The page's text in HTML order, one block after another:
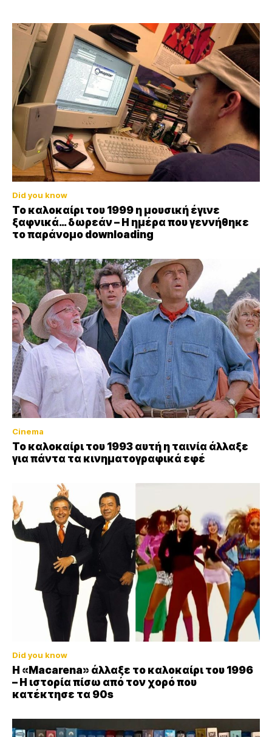
Did you know
Το καλοκαίρι του 1999 η μουσική έγινε
ξαφνικά… δωρεάν – Η ημέρα που γεννήθηκε
το παράνομο downloading
Cinema
Το καλοκαίρι του 1993 αυτή η ταινία άλλαξε
για πάντα τα κινηματογραφικά εφέ
Did you know
Η «Macarena» άλλαξε το καλοκαίρι του 1996
– Η ιστορία πίσω από τον χορό που
κατέκτησε τα 90s